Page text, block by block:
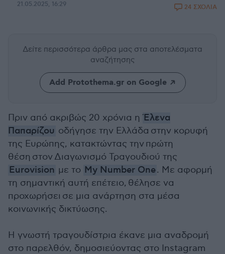
21.05.2025, 16:29 24 ΣΧΟΛΙΑ
Δείτε περισσότερα άρθρα μας στα αποτελέσματα
αναζήτησης
Add Protothema.gr on Google
Πριν από ακριβώς 20 χρόνια ηΈλενα
Παπαρίζου οδήγησε την Ελλάδα στην κορυφή
της Ευρώπης, κατακτώντας την πρώτη
θέση στον Διαγωνισμό Τραγουδιού της
Eurovision με το My Number One. Με αφορμή
τη σημαντική αυτή επέτειο, θέλησε να
προχωρήσει σε μια ανάρτηση στα μέσα
κοινωνικής δικτύωσης.
Η γνωστή τραγουδίστρια έκανε μια αναδρομή
στο παρελθόν, δημοσιεύοντας στο Instagram